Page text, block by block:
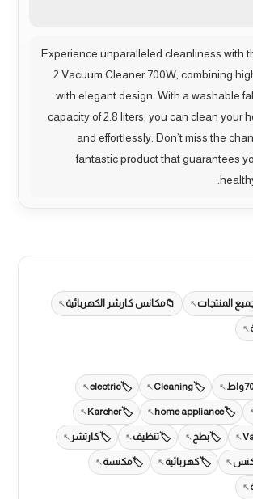
Experience unparalleled cleanliness with
2 Vacuum Cleaner 700W, combining
with elegant design. With a washable
capacity of 2.8 liters, you can clean your
and effortlessly. Don’t miss the
fantastic product that guarantees
المنتجات مكانس كارشر الكهربائية
Cleaning
electric
home appliance
Karcher
بطح تنظيف كارتشر
كهربائية مكنسة